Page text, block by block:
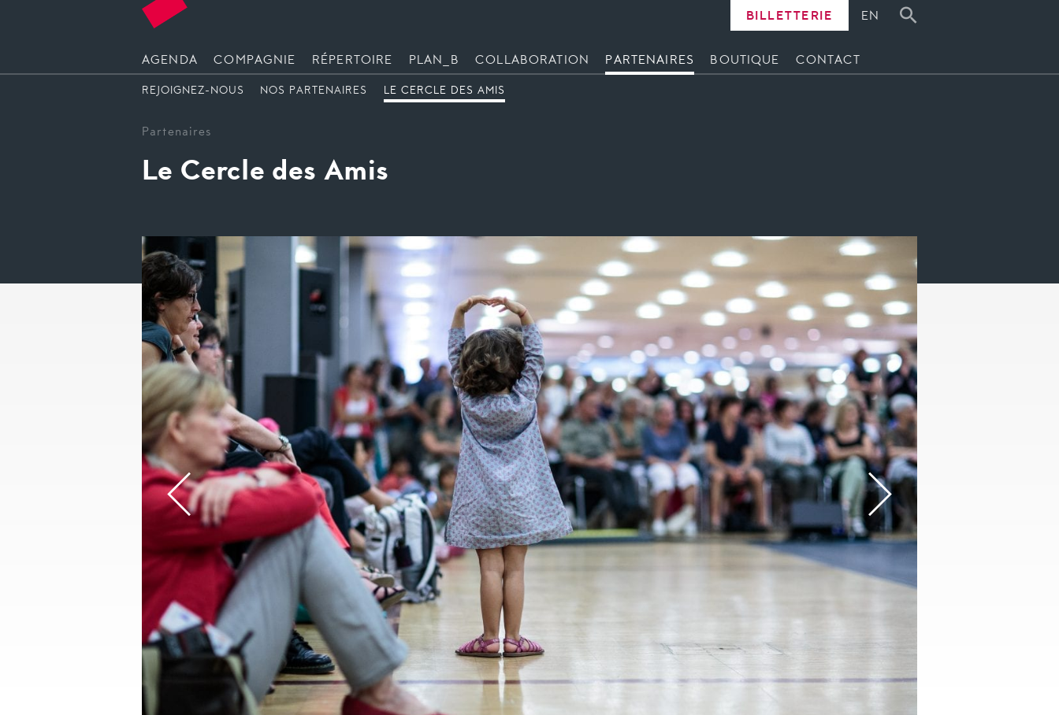
AGENDA COMPAGNIE RÉPERTOIRE PLAN_B COLLABORATION PARTENAIRES BOUTIQUE CONTACT
BILLETTERIE EN
REJOIGNEZ-NOUS NOS PARTENAIRES LE CERCLE DES AMIS
Partenaires
Le Cercle des Amis